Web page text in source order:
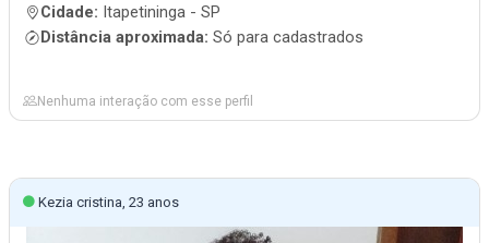
Cidade: Itapetininga - SP
Distância aproximada: Só para cadastrados
Nenhuma interação com esse perfil
Kezia cristina, 23 anos